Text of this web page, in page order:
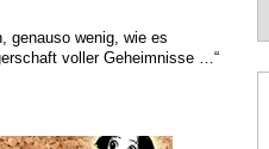
genauso wenig, wie es
voller Geheimnisse …“